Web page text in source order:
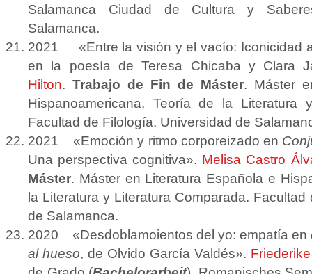
Salamanca Ciudad de Cultura y
Salamanca.
2021 «Entre la visión y el vacío: Iconicidad
en la poesía de Teresa Chicaba y Clara
Hilton. Trabajo de Fin de Máster. Máster
Hispanoamericana, Teoría de la Literatura
Facultad de Filología. Universidad de
2021 «Emoción y ritmo corporeizado en
Una perspectiva cognitiva». Melisa Castro
Máster. Máster en Literatura Española e
la Literatura y Literatura Comparada.
de Salamanca.
2020 «Desdoblamoientos del yo: empatía en
al hueso, de Olvido García Valdés».